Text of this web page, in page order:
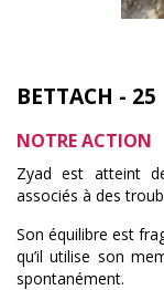
BETTACH - 25
NOTRE ACTION
Zyad est atteint
associés à des
Son équilibre est
qu’il utilise son
spontanément.